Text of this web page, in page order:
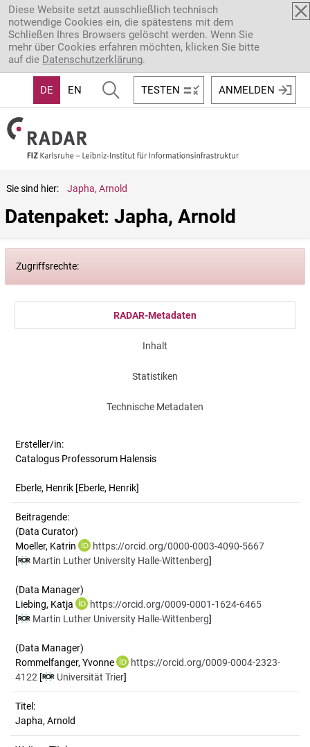
Direkt zum Inhalt
Diese Website setzt ausschließlich technisch
notwendige Cookies ein, die spätestens mit dem
Schließen Ihres Browsers gelöscht werden. Wenn Sie
mehr über Cookies erfahren möchten, klicken Sie bitte
auf die Datenschutzerklärung.
DE EN TESTEN ANMELDEN
Sie sind hier: Japha, Arnold
Datenpaket: Japha, Arnold
Zugriffsrechte:
RADAR-Metadaten
Inhalt
Statistiken
Technische Metadaten
Ersteller/in:
Catalogus Professorum Halensis
Eberle, Henrik [Eberle, Henrik]
Beitragende:
(Data Curator)
Moeller, Katrin
https://orcid.org/0000-0003-4090-5667
[
Martin Luther University Halle-Wittenberg]
(Data Manager)
Liebing, Katja
https://orcid.org/0009-0001-1624-6465
[
Martin Luther University Halle-Wittenberg]
(Data Manager)
Rommelfanger, Yvonne
https://orcid.org/0009-0004-2323-
4122 [ Universität Trier]
Titel:
Japha, Arnold